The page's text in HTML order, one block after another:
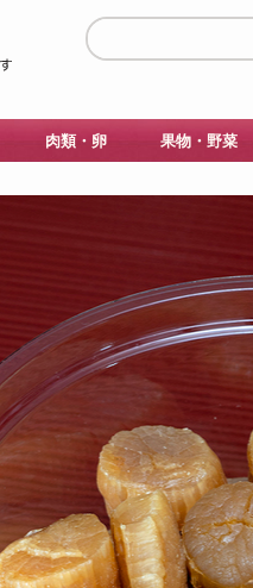
肉類・卵 果物・野菜